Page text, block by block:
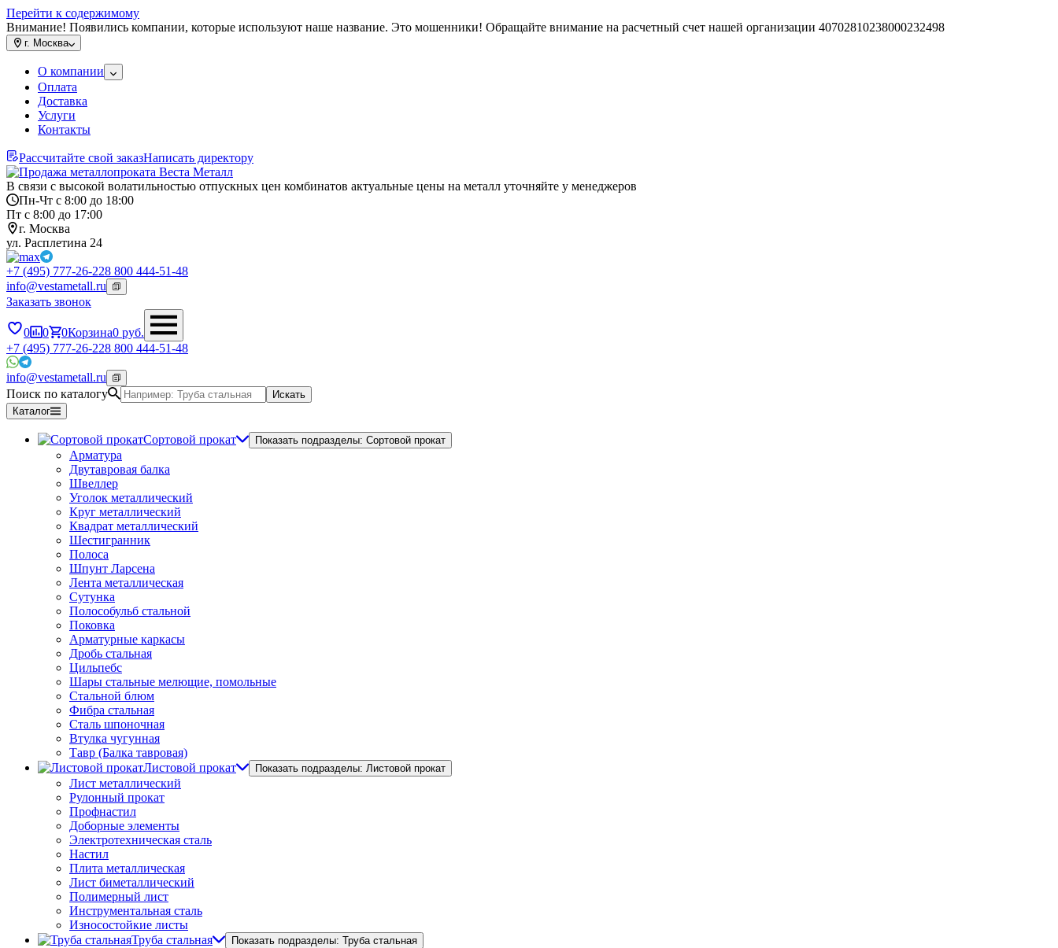
Перейти к содержимому
Внимание! Появились компании, которые используют наше название. Это мошенники! Обращайте внимание на расчетный счет нашей организации 40702810238000232498
г. Москва
О компании
Оплата
Доставка
Услуги
Контакты
Рассчитайте свой заказНаписать директору
В связи с высокой волатильностью отпускных цен комбинатов актуальные цены на металл уточняйте у менеджеров
Пн-Чт с 8:00 до 18:00
Пт с 8:00 до 17:00
г. Москва
ул. Расплетина 24
+7 (495) 777-26-228 800 444-51-48
info@vestametall.ru
Заказать звонок
0 0 0Корзина0 руб.
+7 (495) 777-26-228 800 444-51-48
info@vestametall.ru
Поиск по каталогу
Искать
Каталог
Сортовой прокат Показать подразделы: Сортовой прокат
Арматура
Двутавровая балка
Швеллер
Уголок металлический
Круг металлический
Квадрат металлический
Шестигранник
Полоса
Шпунт Ларсена
Лента металлическая
Сутунка
Полособульб стальной
Поковка
Арматурные каркасы
Дробь стальная
Цильпебс
Шары стальные мелющие, помольные
Стальной блюм
Фибра стальная
Сталь шпоночная
Втулка чугунная
Тавр (Балка тавровая)
Листовой прокат
Показать подразделы: Листовой прокат
Лист металлический
Рулонный прокат
Профнастил
Доборные элементы
Электротехническая сталь
Настил
Плита металлическая
Лист биметаллический
Полимерный лист
Инструментальная сталь
Износостойкие листы
Труба стальная
Показать подразделы: Труба стальная